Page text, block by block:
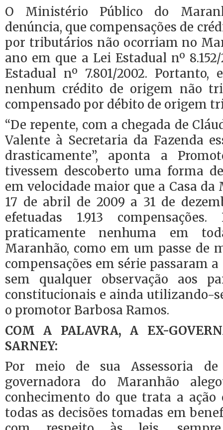
O Ministério Público do
denúncia, que compensações de
por tributários não ocorriam no
ano em que a Lei Estadual nº
Estadual nº 7.801/2002. Portanto,
nenhum crédito de origem não
compensado por débito de origem
“De repente, com a chegada de
Valente à Secretaria da Fazenda
drasticamente”, aponta a
tivessem descoberto uma forma
em velocidade maior que a Casa da
17 de abril de 2009 a 31 de
efetuadas 1.913
praticamente nenhuma em
Maranhão, como em um passe de
compensações em série passaram
sem qualquer observação aos
constitucionais e ainda utilizando-
o promotor Barbosa Ramos.
COM A PALAVRA, A EX-
SARNEY:
Por meio de sua Assessoria
governadora do Maranhão
conhecimento do que trata a
todas as decisões tomadas em